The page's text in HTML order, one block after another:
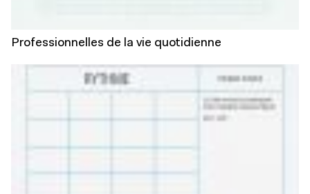
Professionnelles de la vie quotidienne